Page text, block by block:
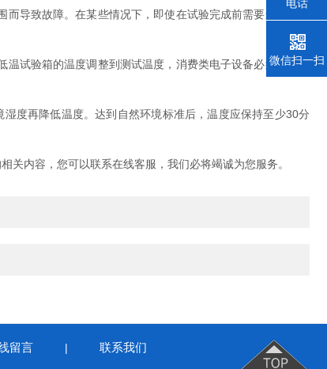
导致故障。在某些情况下，即使在试验完成前需要进行功能
试验箱的温度调整到测试温度，消费类电子设备必须测试至
度再降低温度。达到自然环境标准后，温度应保持至少30分
内容，您可以联系在线客服，我们必将竭诚为您服务。
留言 | 联系我们
电话
微信扫一扫